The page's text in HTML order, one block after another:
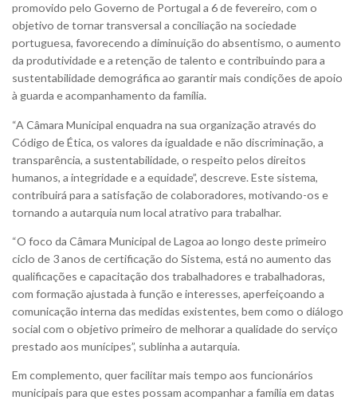
promovido pelo Governo de Portugal a 6 de fevereiro, com o
objetivo de tornar transversal a conciliação na sociedade
portuguesa, favorecendo a diminuição do absentismo, o aumento
da produtividade e a retenção de talento e contribuindo para a
sustentabilidade demográfica ao garantir mais condições de apoio
à guarda e acompanhamento da família.
“A Câmara Municipal enquadra na sua organização através do
Código de Ética, os valores da igualdade e não discriminação, a
transparência, a sustentabilidade, o respeito pelos direitos
humanos, a integridade e a equidade”, descreve. Este sistema,
contribuirá para a satisfação de colaboradores, motivando-os e
tornando a autarquia num local atrativo para trabalhar.
“O foco da Câmara Municipal de Lagoa ao longo deste primeiro
ciclo de 3 anos de certificação do Sistema, está no aumento das
qualificações e capacitação dos trabalhadores e trabalhadoras,
com formação ajustada à função e interesses, aperfeiçoando a
comunicação interna das medidas existentes, bem como o diálogo
social com o objetivo primeiro de melhorar a qualidade do serviço
prestado aos munícipes”, sublinha a autarquia.
Em complemento, quer facilitar mais tempo aos funcionários
municipais para que estes possam acompanhar a família em datas